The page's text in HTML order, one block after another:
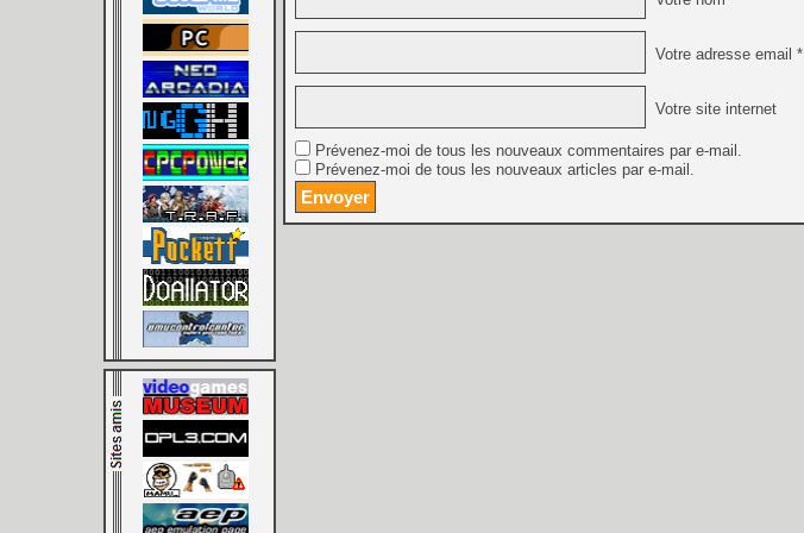
Votre adresse email *
Votre site internet
Prévenez-moi de tous les nouveaux commentaires par e-mail.
Prévenez-moi de tous les nouveaux articles par e-mail.